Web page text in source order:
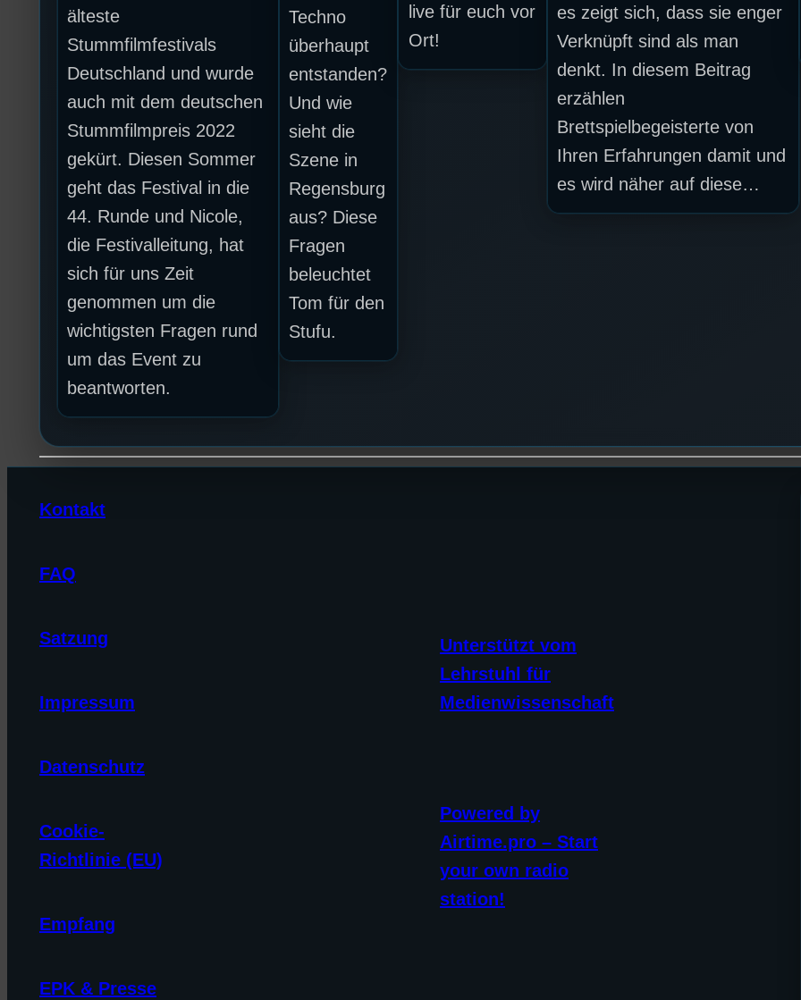
älteste
Stummfilmfestivals
Deutschland und wurde
auch mit dem deutschen
Stummfilmpreis 2022
gekürt. Diesen Sommer
geht das Festival in die
44. Runde und Nicole,
die Festivalleitung, hat
sich für uns Zeit
genommen um die
wichtigsten Fragen rund
um das Event zu
beantworten.
Techno
überhaupt
entstanden?
Und wie
sieht die
Szene in
Regensburg
aus? Diese
Fragen
beleuchtet
Tom für den
Stufu.
live für euch vor
Ort!
es zeigt sich, dass sie enger
Verknüpft sind als man
denkt. In diesem Beitrag
erzählen
Brettspielbegeisterte von
Ihren Erfahrungen damit und
es wird näher auf diese…
Kontakt
FAQ
Satzung
Impressum
Datenschutz
Cookie-
Richtlinie (EU)
Empfang
EPK & Presse
Unterstützt vom
Lehrstuhl für
Medienwissenschaft
Powered by
Airtime.pro – Start
your own radio
station!